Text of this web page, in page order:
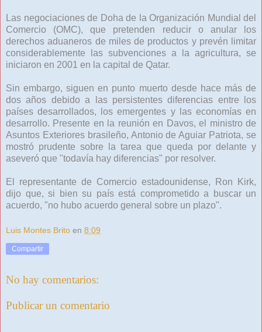
Las negociaciones de Doha de la Organización Mundial del
Comercio (OMC), que pretenden reducir o anular los
derechos aduaneros de miles de productos y prevén limitar
considerablemente las subvenciones a la agricultura, se
iniciaron en 2001 en la capital de Qatar.
Sin embargo, siguen en punto muerto desde hace más de
dos años debido a las persistentes diferencias entre los
países desarrollados, los emergentes y las economías en
desarrollo. Presente en la reunión en Davos, el ministro de
Asuntos Exteriores brasileño, Antonio de Aguiar Patriota, se
mostró prudente sobre la tarea que queda por delante y
aseveró que "todavía hay diferencias" por resolver.
El representante de Comercio estadounidense, Ron Kirk,
dijo que, si bien su país está comprometido a buscar un
acuerdo, "no hubo acuerdo general sobre un plazo".
Luis Montes Brito en 8:09
Compartir
No hay comentarios:
Publicar un comentario